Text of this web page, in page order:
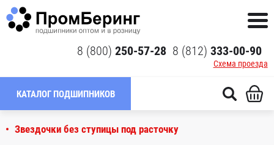
8 (800) 250-57-28 8 (812) 333-00-90
Схема проезда
КАТАЛОГ ПОДШИПНИКОВ
Звездочки без ступицы под расточку